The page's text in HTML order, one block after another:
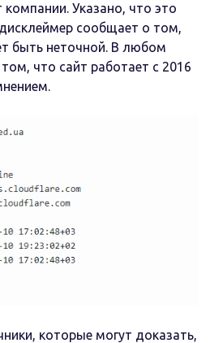
компании. Указано, что это
сообщает о том,
быть неточной. В любом
что сайт работает с 2016
которые могут доказать,